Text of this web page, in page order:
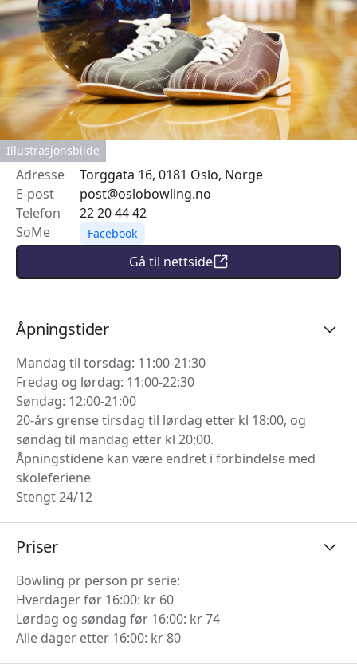
Illustrasjonsbilde
Adresse
Torggata 16, 0181 Oslo, Norge
E-post
post@oslobowling.no
Telefon
22 20 44 42
SoMe
Facebook
Gå til nettside
Åpningstider
Mandag til torsdag: 11:00-21:30
Fredag og lørdag: 11:00-22:30
Søndag: 12:00-21:00
20-års grense tirsdag til lørdag etter kl 18:00, og
søndag til mandag etter kl 20:00.
Åpningstidene kan være endret i forbindelse med
skoleferiene
Stengt 24/12
Priser
Bowling pr person pr serie:
Hverdager før 16:00: kr 60
Lørdag og søndag før 16:00: kr 74
Alle dager etter 16:00: kr 80